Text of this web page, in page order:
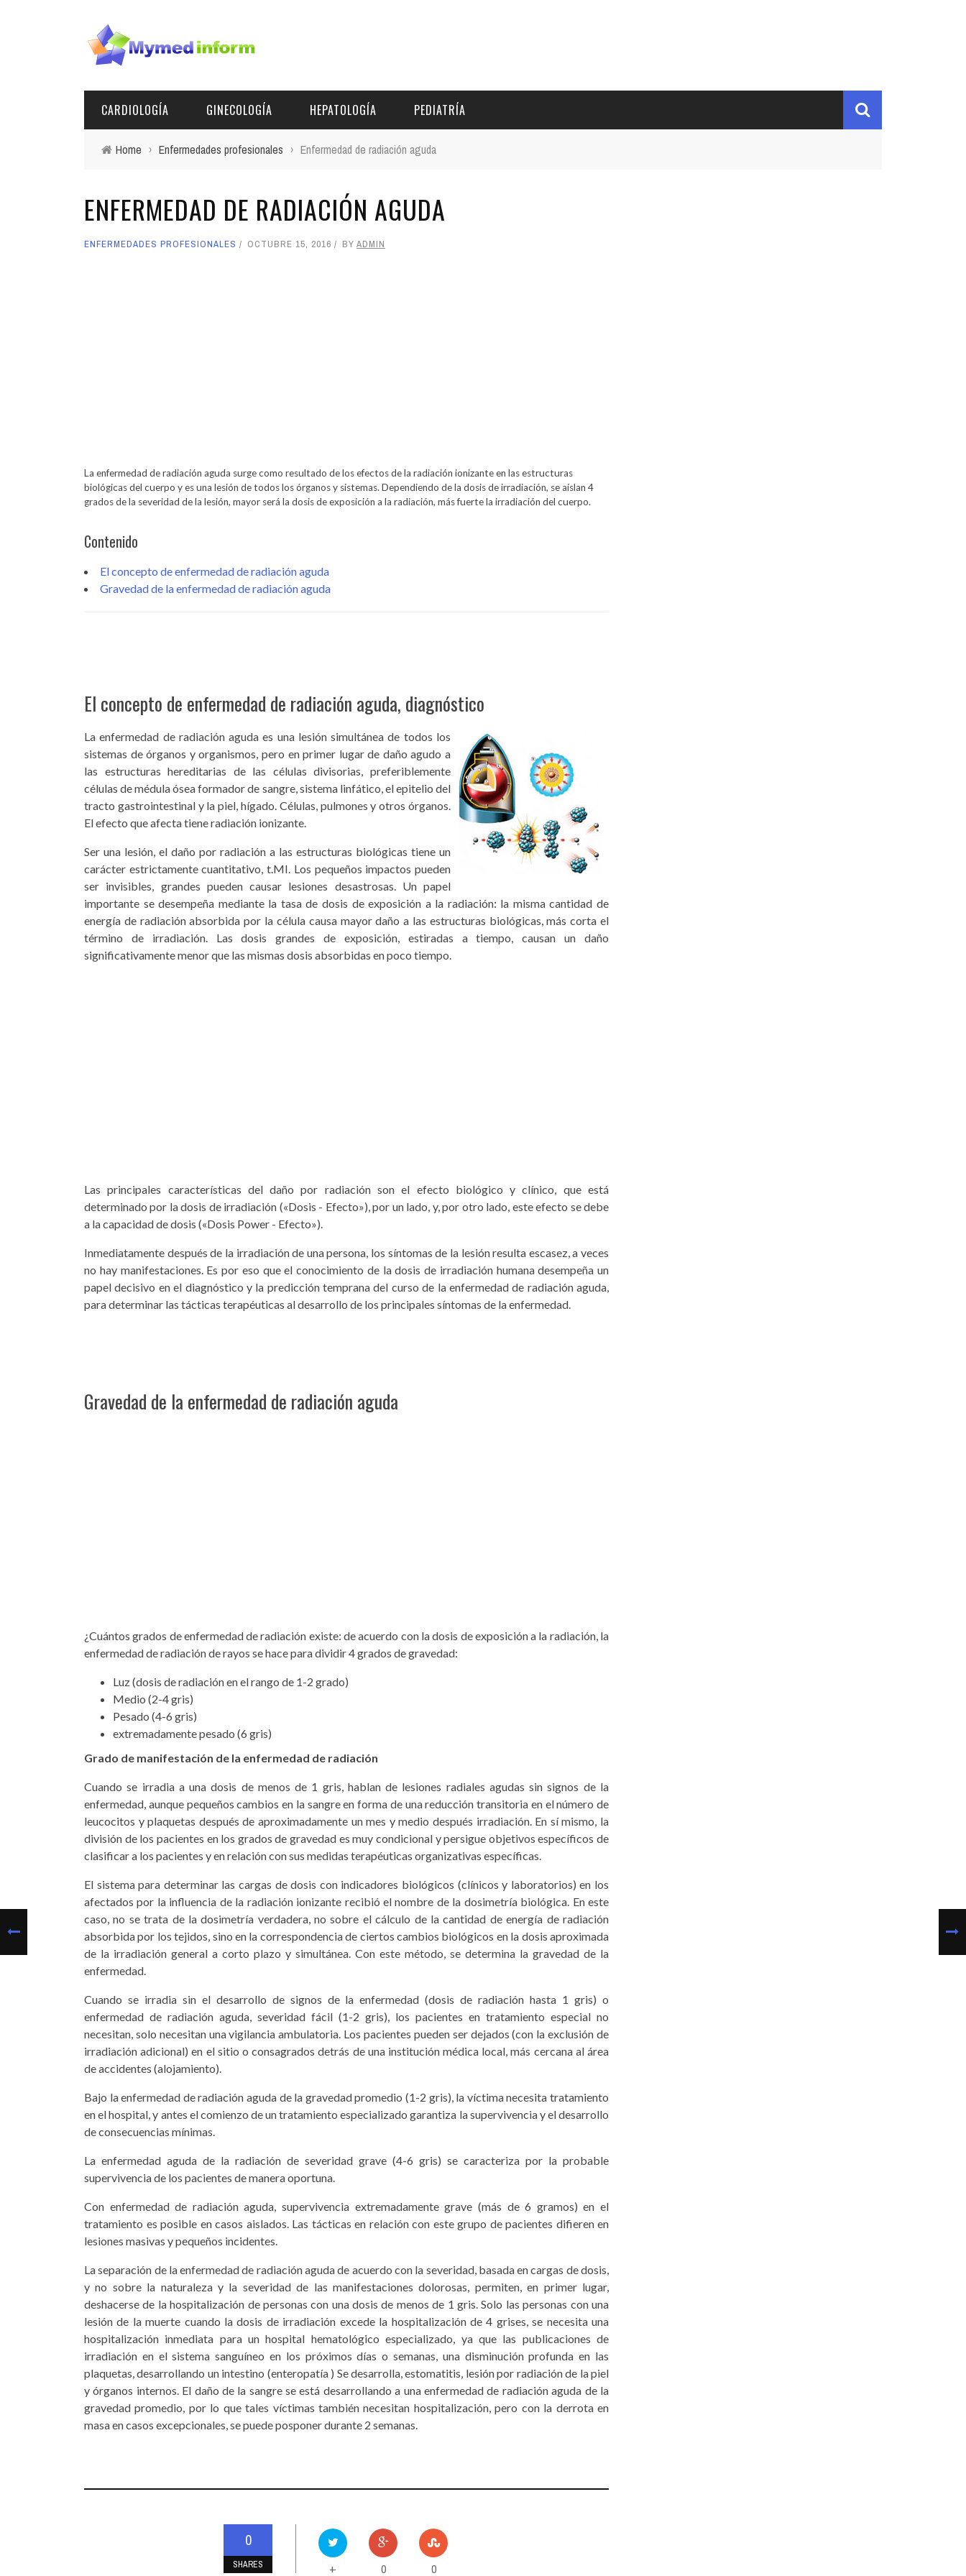
CARDIOLOGÍA GINECOLOGÍA HEPATOLOGÍA PEDIATRÍA
Home › Enfermedades profesionales › Enfermedad de radiación aguda
ENFERMEDAD DE RADIACIÓN AGUDA
ENFERMEDADES PROFESIONALES OCTUBRE 15, 2016 BY ADMIN
La enfermedad de radiación aguda surge como resultado de los efectos de la radiación ionizante en las estructuras
biológicas del cuerpo y es una lesión de todos los órganos y sistemas. Dependiendo de la dosis de irradiación, se aíslan 4
grados de la severidad de la lesión, mayor será la dosis de exposición a la radiación, más fuerte la irradiación del cuerpo.
Contenido
El concepto de enfermedad de radiación aguda
Gravedad de la enfermedad de radiación aguda
El concepto de enfermedad de radiación aguda, diagnóstico
La enfermedad de radiación aguda es una lesión simultánea de todos los
sistemas de órganos y organismos, pero en primer lugar de daño agudo a
las estructuras hereditarias de las células divisorias, preferiblemente
células de médula ósea formador de sangre, sistema linfático, el epitelio del
tracto gastrointestinal y la piel, hígado. Células, pulmones y otros órganos.
El efecto que afecta tiene radiación ionizante.
Ser una lesión, el daño por radiación a las estructuras biológicas tiene un
carácter estrictamente cuantitativo, t.MI. Los pequeños impactos pueden
ser invisibles, grandes pueden causar lesiones desastrosas. Un papel
importante se desempeña mediante la tasa de dosis de exposición a la radiación: la misma cantidad de
energía de radiación absorbida por la célula causa mayor daño a las estructuras biológicas, más corta el
término de irradiación. Las dosis grandes de exposición, estiradas a tiempo, causan un daño
significativamente menor que las mismas dosis absorbidas en poco tiempo.
Las principales características del daño por radiación son el efecto biológico y clínico, que está
determinado por la dosis de irradiación («Dosis - Efecto»), por un lado, y, por otro lado, este efecto se debe
a la capacidad de dosis («Dosis Power - Efecto»).
Inmediatamente después de la irradiación de una persona, los síntomas de la lesión resulta escasez, a veces
no hay manifestaciones. Es por eso que el conocimiento de la dosis de irradiación humana desempeña un
papel decisivo en el diagnóstico y la predicción temprana del curso de la enfermedad de radiación aguda,
para determinar las tácticas terapéuticas al desarrollo de los principales síntomas de la enfermedad.
Gravedad de la enfermedad de radiación aguda
¿Cuántos grados de enfermedad de radiación existe: de acuerdo con la dosis de exposición a la radiación, la
enfermedad de radiación de rayos se hace para dividir 4 grados de gravedad:
Luz (dosis de radiación en el rango de 1-2 grado)
Medio (2-4 gris)
Pesado (4-6 gris)
extremadamente pesado (6 gris)
Grado de manifestación de la enfermedad de radiación
Cuando se irradia a una dosis de menos de 1 gris, hablan de lesiones radiales agudas sin signos de la
enfermedad, aunque pequeños cambios en la sangre en forma de una reducción transitoria en el número de
leucocitos y plaquetas después de aproximadamente un mes y medio después irradiación. En sí mismo, la
división de los pacientes en los grados de gravedad es muy condicional y persigue objetivos específicos de
clasificar a los pacientes y en relación con sus medidas terapéuticas organizativas específicas.
El sistema para determinar las cargas de dosis con indicadores biológicos (clínicos y laboratorios) en los
afectados por la influencia de la radiación ionizante recibió el nombre de la dosimetría biológica. En este
caso, no se trata de la dosimetría verdadera, no sobre el cálculo de la cantidad de energía de radiación
absorbida por los tejidos, sino en la correspondencia de ciertos cambios biológicos en la dosis aproximada
de la irradiación general a corto plazo y simultánea. Con este método, se determina la gravedad de la
enfermedad.
Cuando se irradia sin el desarrollo de signos de la enfermedad (dosis de radiación hasta 1 gris) o
enfermedad de radiación aguda, severidad fácil (1-2 gris), los pacientes en tratamiento especial no
necesitan, solo necesitan una vigilancia ambulatoria. Los pacientes pueden ser dejados (con la exclusión de
irradiación adicional) en el sitio o consagrados detrás de una institución médica local, más cercana al área
de accidentes (alojamiento).
Bajo la enfermedad de radiación aguda de la gravedad promedio (1-2 gris), la víctima necesita tratamiento
en el hospital, y antes el comienzo de un tratamiento especializado garantiza la supervivencia y el desarrollo
de consecuencias mínimas.
La enfermedad aguda de la radiación de severidad grave (4-6 gris) se caracteriza por la probable
supervivencia de los pacientes de manera oportuna.
Con enfermedad de radiación aguda, supervivencia extremadamente grave (más de 6 gramos) en el
tratamiento es posible en casos aislados. Las tácticas en relación con este grupo de pacientes difieren en
lesiones masivas y pequeños incidentes.
La separación de la enfermedad de radiación aguda de acuerdo con la severidad, basada en cargas de dosis,
y no sobre la naturaleza y la severidad de las manifestaciones dolorosas, permiten, en primer lugar,
deshacerse de la hospitalización de personas con una dosis de menos de 1 gris. Solo las personas con una
lesión de la muerte cuando la dosis de irradiación excede la hospitalización de 4 grises, se necesita una
hospitalización inmediata para un hospital hematológico especializado, ya que las publicaciones de
irradiación en el sistema sanguíneo en los próximos días o semanas, una disminución profunda en las
plaquetas, desarrollando un intestino (enteropatía ) Se desarrolla, estomatitis, lesión por radiación de la piel
y órganos internos. El daño de la sangre se está desarrollando a una enfermedad de radiación aguda de la
gravedad promedio, por lo que tales víctimas también necesitan hospitalización, pero con la derrota en
masa en casos excepcionales, se puede posponer durante 2 semanas.
0
SHARES + 0 0